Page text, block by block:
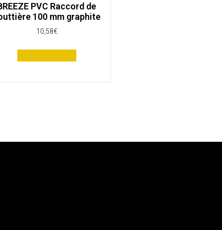
PVC Raccord de
100 mm graphite
10,58€